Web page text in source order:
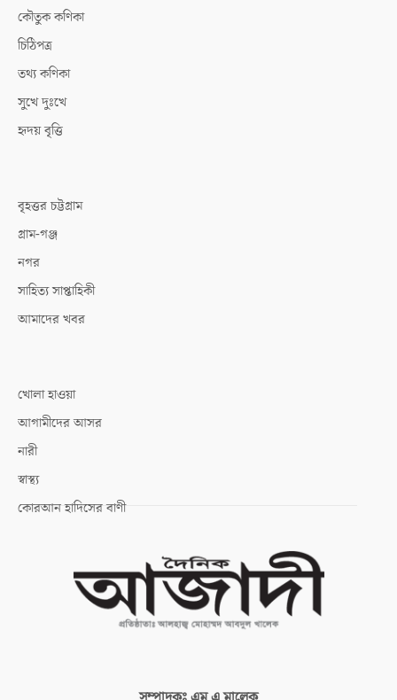
কৌতুক কণিকা
চিঠিপত্র
তথ্য কণিকা
সুখে দুঃখে
হৃদয় বৃত্তি
বৃহত্তর চট্টগ্রাম
গ্রাম-গঞ্জ
নগর
সাহিত্য সাপ্তাহিকী
আমাদের খবর
খোলা হাওয়া
আগামীদের আসর
নারী
স্বাস্থ্য
কোরআন হাদিসের বাণী